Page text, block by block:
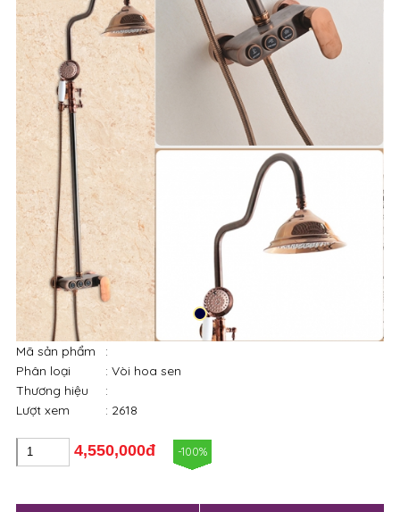
Mã sản phẩm
:
Phân loại
: Vòi hoa sen
Thương hiệu
:
Lượt xem
: 2618
4,550,000đ -100%